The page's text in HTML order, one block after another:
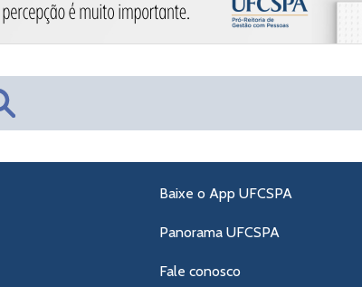
Baixe o App UFCSPA
Panorama UFCSPA
Fale conosco